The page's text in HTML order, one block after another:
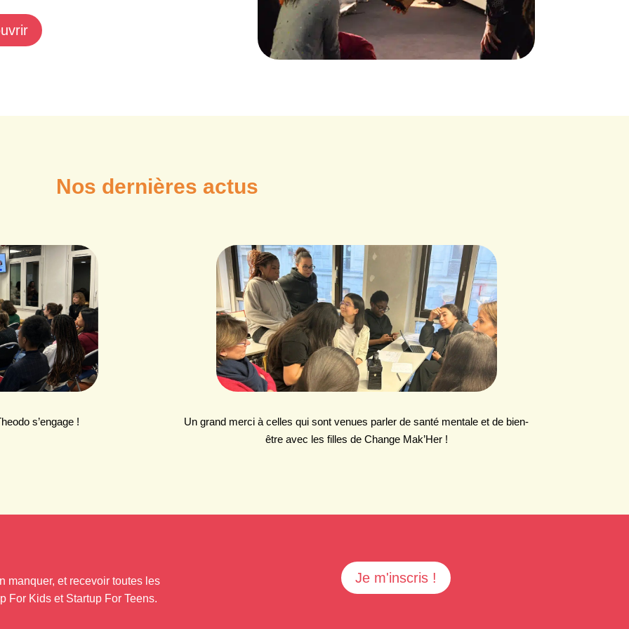
Nos dernières actus
s’engage !
Un grand merci à celles qui sont venues parler de santé mentale et de bien-
être avec les filles de Change Mak’Her !
manquer, et recevoir toutes les
For Kids et Startup For Teens.
Je m'inscris !